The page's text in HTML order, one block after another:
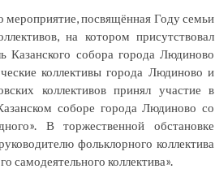
посвящённая Году семьи
на котором присутствовал
Казанского собора города Людиново
коллективы города Людиново и
коллективов принял участие в
соборе города Людиново со
В торжественной обстановке
фольклорного коллектива
коллектива».